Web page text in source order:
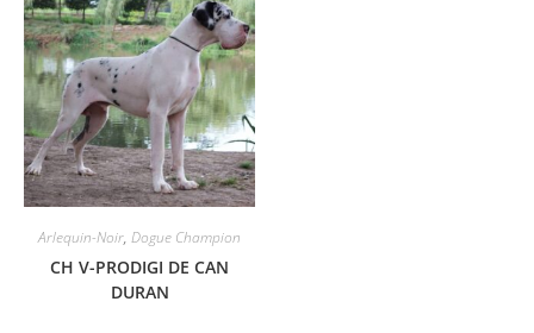
Arlequin-Noir, Dogue Champion
CH V-PRODIGI DE CAN
DURAN